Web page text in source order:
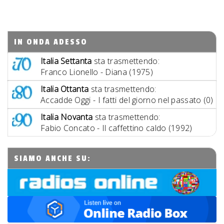
IN ONDA ADESSO
Italia Settanta sta trasmettendo:
Franco Lionello - Diana (1975)
Italia Ottanta sta trasmettendo:
Accadde Oggi - I fatti del giorno nel passato (0)
Italia Novanta sta trasmettendo:
Fabio Concato - Il caffettino caldo (1992)
SIAMO ANCHE SU: